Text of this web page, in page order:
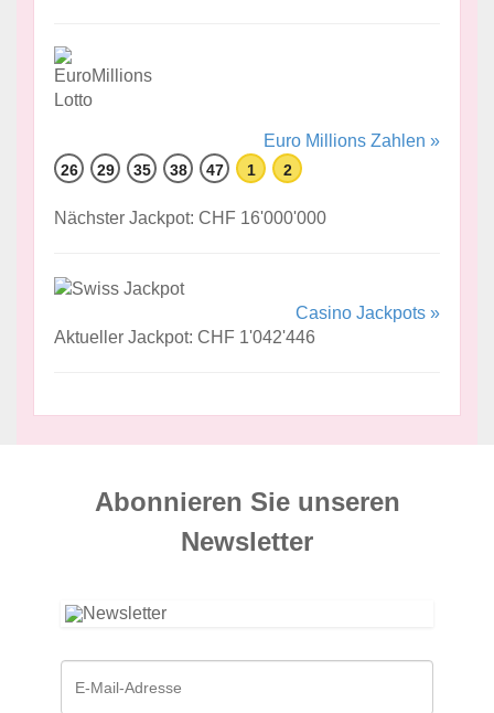
Euro Millions Zahlen »
26 29 35 38 47 1 2
Nächster Jackpot: CHF 16'000'000
Casino Jackpots »
Aktueller Jackpot: CHF 1'042'446
Abonnieren Sie unseren
News­letter